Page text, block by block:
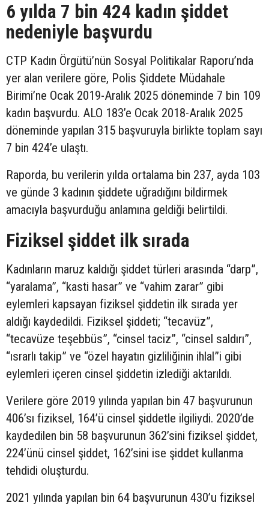
6 yılda 7 bin 424 kadın şiddet
nedeniyle başvurdu
CTP Kadın Örgütü’nün Sosyal Politikalar Raporu’nda
yer alan verilere göre, Polis Şiddete Müdahale
Birimi’ne Ocak 2019-Aralık 2025 döneminde 7 bin 109
kadın başvurdu. ALO 183’e Ocak 2018-Aralık 2025
döneminde yapılan 315 başvuruyla birlikte toplam sayı
7 bin 424’e ulaştı.
Raporda, bu verilerin yılda ortalama bin 237, ayda 103
ve günde 3 kadının şiddete uğradığını bildirmek
amacıyla başvurduğu anlamına geldiği belirtildi.
Fiziksel şiddet ilk sırada
Kadınların maruz kaldığı şiddet türleri arasında “darp”,
“yaralama”, “kasti hasar” ve “vahim zarar” gibi
eylemleri kapsayan fiziksel şiddetin ilk sırada yer
aldığı kaydedildi. Fiziksel şiddeti; “tecavüz”,
“tecavüze teşebbüs”, “cinsel taciz”, “cinsel saldırı”,
“ısrarlı takip” ve “özel hayatın gizliliğinin ihlal”i gibi
eylemleri içeren cinsel şiddetin izlediği aktarıldı.
Verilere göre 2019 yılında yapılan bin 47 başvurunun
406’sı fiziksel, 164’ü cinsel şiddetle ilgiliydi. 2020’de
kaydedilen bin 58 başvurunun 362’sini fiziksel şiddet,
224’ünü cinsel şiddet, 162’sini ise şiddet kullanma
tehdidi oluşturdu.
2021 yılında yapılan bin 64 başvurunun 430’u fiziksel